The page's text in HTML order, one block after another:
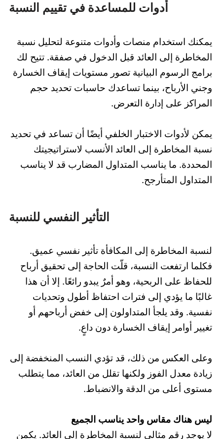
أدوات للمساعدة في تقييم النسبة
يمكنك استخدام منصات وأدوات متنوعة لتحليل نسبة
المخاطرة إلى العائد قبل الدخول في صفقة. تتيح لك
برامج الرسوم البيانية تصور مستويات إيقاف الخسارة
وجني الأرباح، بينما تساعدك حاسبات تحديد حجم
المراكز على إدارة التعرض.
يمكن لأدوات الاختبار الخلفي أيضًا أن تساعد في تحديد
نسبة المخاطرة إلى العائد الأنسب لاستراتيجيتك
المحددة. ما يناسب المتداول المضارب قد لا يناسب
المتداول المتأرجح.
التأثير النفسي للنسبة
لنسبة المخاطرة إلى المكافأة تأثير نفسي عميق.
فكلما ارتفعت النسبة، قلّت الحاجة إلى تحقيق أرباح
للحفاظ على الربحية، وهو أمرٌ يبدو رائعًا. إلا أن هذا
غالبًا ما يؤدي إلى فترات احتفاظ أطول وتحديات
نفسية. وقد يلجأ المتداولون إلى خفض أرباحهم أو
تغيير أوامر إيقاف الخسارة دون داعٍ.
وعلى العكس من ذلك، قد تؤدي النسب المنخفضة إلى
زيادة معدل الفوز ولكنها تقلل من العائد، مما يتطلب
مستوى أعلى من الدقة والانضباط.
ليس هناك مقاس واحد يناسب الجميع
لا يوجد رقم مثالي لنسبة المخاطرة إلى العائد. يكمن